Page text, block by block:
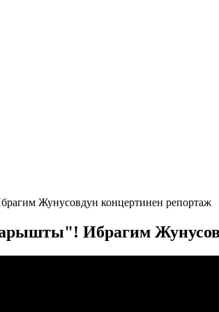
Жунусовдун концертинен репортаж
Ибрагим